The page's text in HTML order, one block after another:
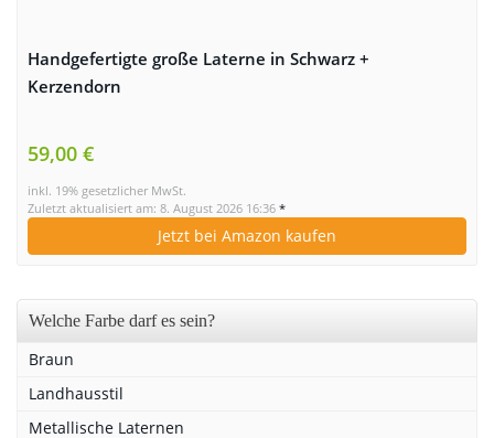
Handgefertigte große Laterne in Schwarz +
Kerzendorn
59,00 €
inkl. 19% gesetzlicher MwSt.
Zuletzt aktualisiert am: 8. August 2026 16:36 *
Jetzt bei Amazon kaufen
Welche Farbe darf es sein?
Braun
Landhausstil
Metallische Laternen